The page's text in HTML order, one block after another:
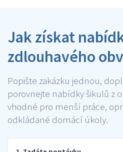
Jak získat
zdlouhavého
Popište zakázku jednou,
porovnejte nabídky šikulů z
vhodné pro menší práce,
odkládané domácí úkoly.